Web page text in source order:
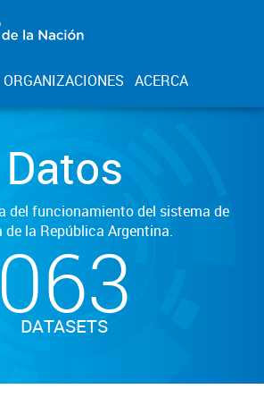
ORGANIZACIONES ACERCA
Datos
del funcionamiento del sistema de
la República Argentina.
063
DATASETS